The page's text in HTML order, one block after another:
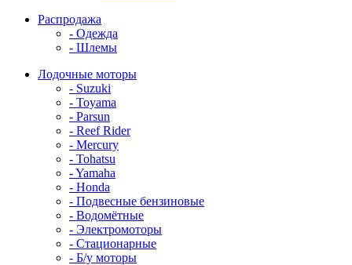
Распродажа
- Одежда
- Шлемы
Лодочные моторы
- Suzuki
- Toyama
- Parsun
- Reef Rider
- Mercury
- Tohatsu
- Yamaha
- Honda
- Подвесные бензиновые
- Водомётные
- Электромоторы
- Стационарные
- Б/у моторы